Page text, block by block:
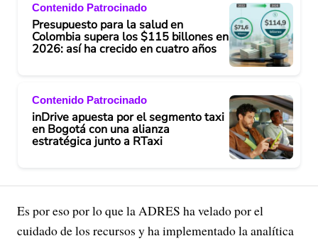
Contenido Patrocinado
Presupuesto para la salud en
Colombia supera los $115 billones en
2026: así ha crecido en cuatro años
Contenido Patrocinado
inDrive apuesta por el segmento taxi
en Bogotá con una alianza
estratégica junto a RTaxi
Es por eso por lo que la ADRES ha velado por el
cuidado de los recursos y ha implementado la analítica